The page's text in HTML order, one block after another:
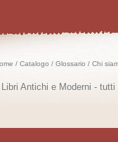
/ Catalogo / Glossario / Chi
Antichi e Moderni -